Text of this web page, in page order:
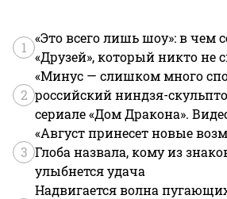
1
«Это всего лишь шоу»: в чем
«Друзей», который никто не
2
«Минус — слишком много
российский ниндзя-
сериале «Дом Дракона».
3
«Август принесет новые
Глоба назвала, кому из
улыбнется удача
Надвигается волна